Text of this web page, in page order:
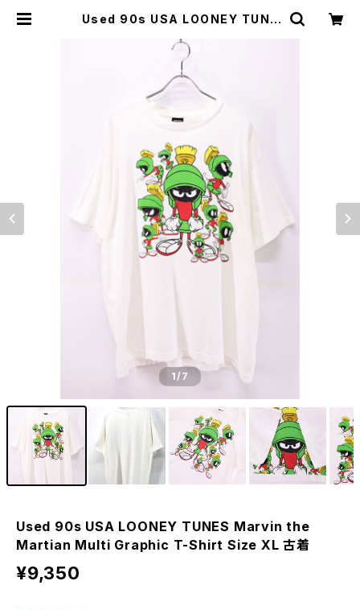
Used 90s USA LOONEY TUNE
aphic T-Shirt Size XL 古着 | ea
r vintage&culture store
1/7
Used 90s USA LOONEY TUNES Marvin the
Martian Multi Graphic T-Shirt Size XL 古着
¥9,350